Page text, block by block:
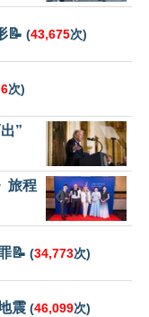
📝 (43,675次)
次)
”
旅程
📝 (34,773次)
震 (46,099次)